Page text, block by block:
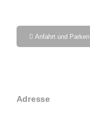
Anfahrt und Parken
Adresse